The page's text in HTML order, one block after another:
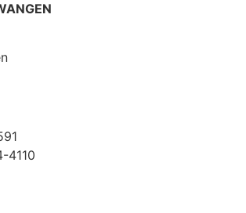
4110